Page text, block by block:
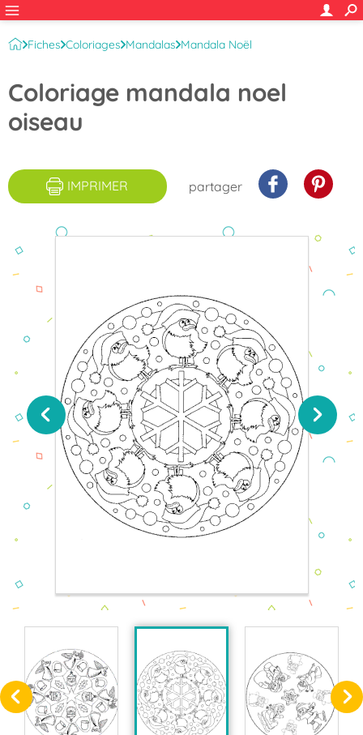
Fiches Coloriages Mandalas Mandala Noël
Coloriage mandala noel
oiseau
IMPRIMER partager